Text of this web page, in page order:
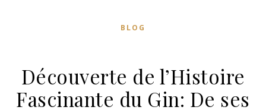
BLOG
Découverte de l’Histoire
Fascinante du Gin: De ses